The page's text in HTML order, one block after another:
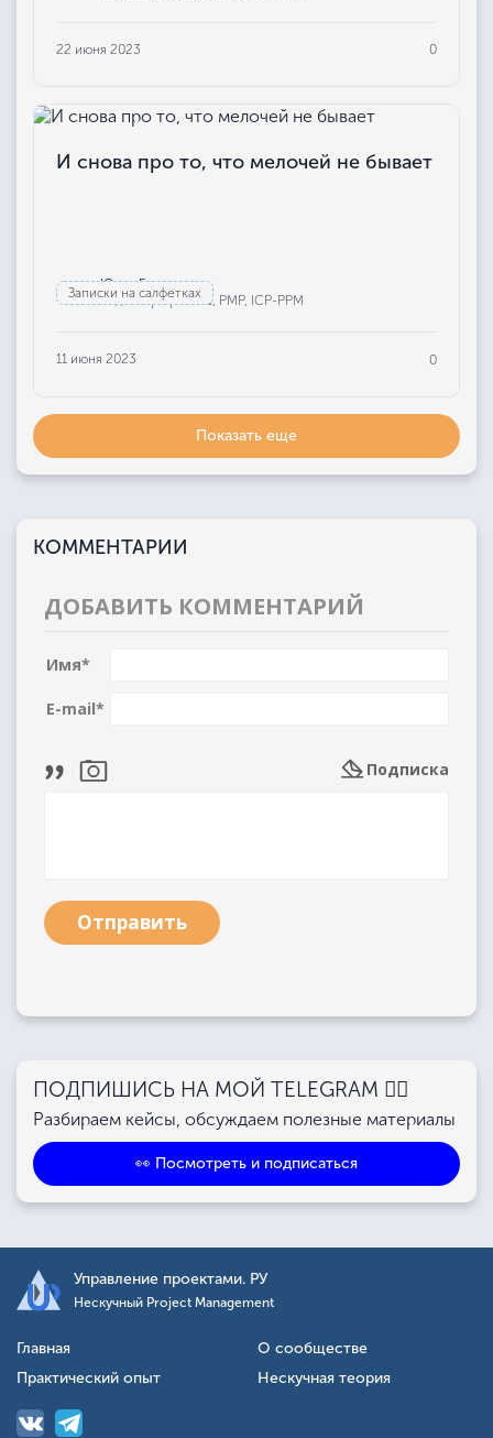
22 июня 2023 0
Записки на салфетках
И снова про то, что мелочей не бывает
Юлия Бажанова
Редактор проекта, РМР, ICP-PPM
11 июня 2023 0
Показать еще
КОММЕНТАРИИ
ДОБАВИТЬ КОММЕНТАРИЙ
Имя*
E-mail*
Подписка
Отправить
ПОДПИШИСЬ НА МОЙ TELEGRAM 👉🏻
Разбираем кейсы, обсуждаем полезные материалы
👀 Посмотреть и подписаться
Управление проектами. РУ
Нескучный Project Management
Главная
О сообществе
Практический опыт
Нескучная теория